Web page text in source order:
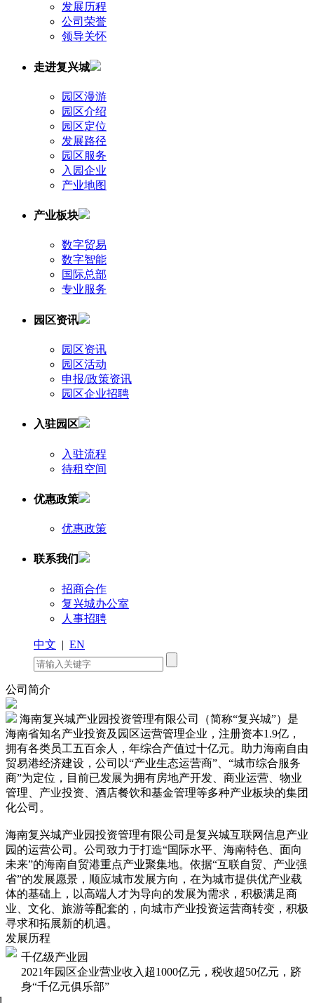
发展历程
公司荣誉
领导关怀
走进复兴城
园区漫游
园区介绍
园区定位
发展路径
园区服务
入园企业
产业地图
产业板块
数字贸易
数字智能
国际总部
专业服务
园区资讯
园区资讯
园区活动
申报/政策资讯
园区企业招聘
入驻园区
入驻流程
待租空间
优惠政策
优惠政策
联系我们
招商合作
复兴城办公室
人事招聘
中文 | EN
公司简介
海南复兴城产业园投资管理有限公司（简称“复兴城”）是
海南省知名产业投资及园区运营管理企业，注册资本1.9亿，
拥有各类员工五百余人，年综合产值过十亿元。助力海南自由
贸易港经济建设，公司以“产业生态运营商”、“城市综合服务
商”为定位，目前已发展为拥有房地产开发、商业运营、物业
管理、产业投资、酒店餐饮和基金管理等多种产业板块的集团
化公司。
海南复兴城产业园投资管理有限公司是复兴城互联网信息产业
园的运营公司。公司致力于打造“国际水平、海南特色、面向
未来”的海南自贸港重点产业聚集地。依据“互联自贸、产业强
省”的发展愿景，顺应城市发展方向，在为城市提供优产业载
体的基础上，以高端人才为导向的发展为需求，积极满足商
业、文化、旅游等配套的，向城市产业投资运营商转变，积极
寻求和拓展新的机遇。
发展历程
千亿级产业园
2021年园区企业营业收入超1000亿元，税收超50亿元，跻
身“千亿元俱乐部”